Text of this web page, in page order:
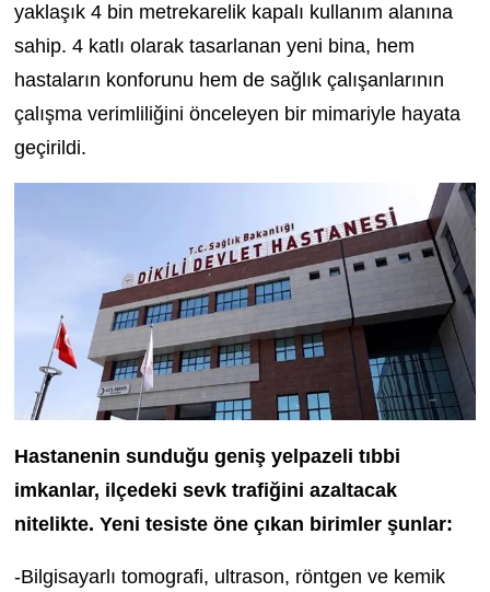
yaklaşık 4 bin metrekarelik kapalı kullanım alanına
sahip. 4 katlı olarak tasarlanan yeni bina, hem
hastaların konforunu hem de sağlık çalışanlarının
çalışma verimliliğini önceleyen bir mimariyle hayata
geçirildi.
Hastanenin sunduğu geniş yelpazeli tıbbi
imkanlar, ilçedeki sevk trafiğini azaltacak
nitelikte. Yeni tesiste öne çıkan birimler şunlar:
-Bilgisayarlı tomografi, ultrason, röntgen ve kemik